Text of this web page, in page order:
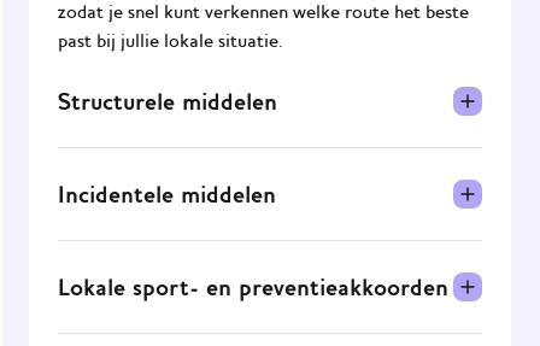
zodat je snel kunt verkennen welke route het beste
past bij jullie lokale situatie.
Structurele middelen
gemeentelijke begroting onder beleidsdomeinen
domein. Als jouw gemeente de JOGG‑coach hieruit
betaalt, zorgt dat voor continuïteit zekerheid,
vergelijkbaar met hoe een JOGG-regisseur
structureel gefinancierd wordt.
Incidentele middelen
reserves, wijkbudgetten, preventie- en
Deze middelen zijn tijdelijk, maar kunnen een
Lokale sport- en preventieakkoorden